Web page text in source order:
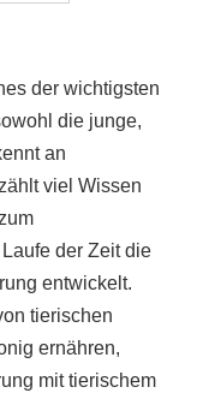
der wichtigsten
die junge,
an
viel Wissen
der Zeit die
entwickelt.
tierischen
ernähren,
mit tierischem